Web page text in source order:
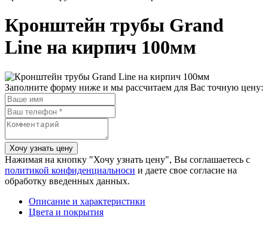
Кронштейн трубы Grand
Line на кирпич 100мм
Заполните форму ниже и мы рассчитаем для Вас точную цену:
Нажимая на кнопку "Хочу узнать цену", Вы соглашаетесь с
политикой конфиденциальноси и даете свое согласие на
обработку введенных данных.
Описание и характеристики
Цвета и покрытия